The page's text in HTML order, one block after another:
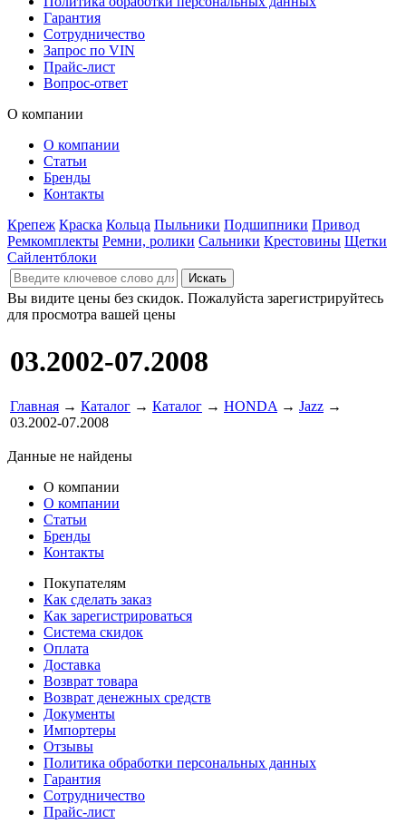
Гарантия
Сотрудничество
Запрос по VIN
Прайс-лист
Вопрос-ответ
О компании
О компании
Статьи
Бренды
Контакты
Крепеж Краска Кольца Пыльники Подшипники Привод
Ремкомплекты Ремни, ролики Сальники Крестовины Щетки
Сайлентблоки
Вы видите цены без скидок. Пожалуйста зарегистрируйтесь
для просмотра вашей цены
03.2002-07.2008
Главная → Каталог → Каталог → HONDA → Jazz →
03.2002-07.2008
Данные не найдены
О компании
О компании
Статьи
Бренды
Контакты
Покупателям
Как сделать заказ
Как зарегистрироваться
Система скидок
Оплата
Доставка
Возврат товара
Возврат денежных средств
Документы
Импортеры
Отзывы
Политика обработки персональных данных
Гарантия
Сотрудничество
Прайс-лист